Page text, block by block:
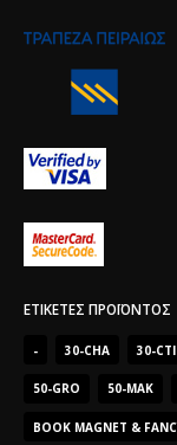
ΕΤΙΚΈΤΕΣ ΠΡΟΪΌΝΤΟΣ
- 30-CHA 30-CTI
50-GRO 50-MAK
BOOK MAGNET &